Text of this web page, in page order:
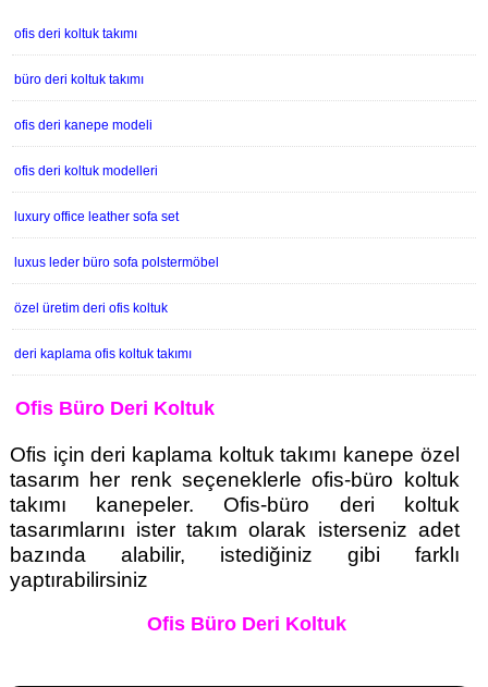
ofis deri koltuk takımı
büro deri koltuk takımı
ofis deri kanepe modeli
ofis deri koltuk modelleri
luxury office leather sofa set
luxus leder büro sofa polstermöbel
özel üretim deri ofis koltuk
deri kaplama ofis koltuk takımı
Ofis Büro Deri Koltuk
Ofis için deri kaplama koltuk takımı kanepe özel
tasarım her renk seçeneklerle ofis-büro koltuk
takımı kanepeler. Ofis-büro deri koltuk
tasarımlarını ister takım olarak isterseniz adet
bazında alabilir, istediğiniz gibi farklı
yaptırabilirsiniz
Ofis Büro Deri Koltuk